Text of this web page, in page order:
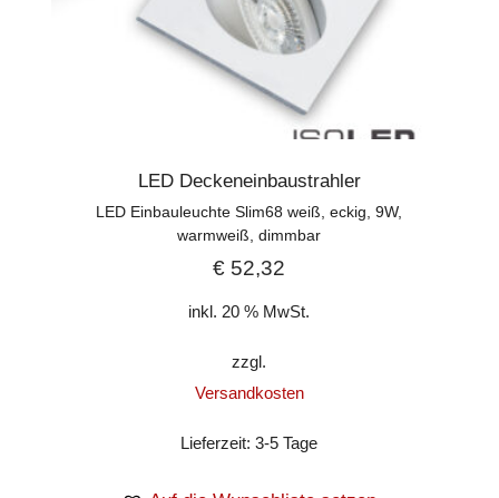
LED Deckeneinbaustrahler
LED Einbauleuchte Slim68 weiß, eckig, 9W,
warmweiß, dimmbar
€ 52,32
inkl. 20 % MwSt.
zzgl.
Versandkosten
Lieferzeit:3-5 Tage